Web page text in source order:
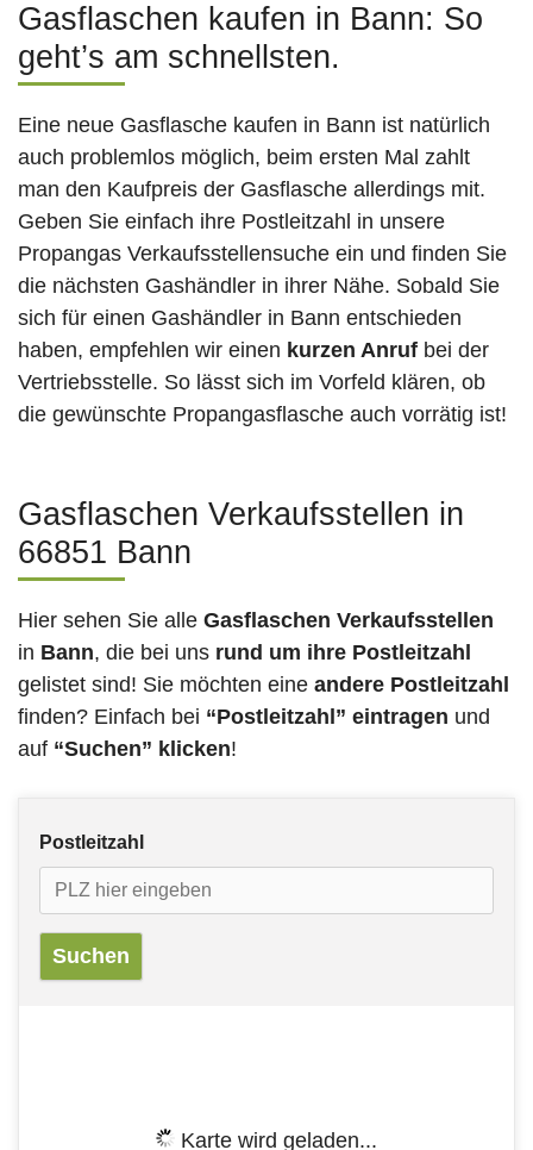
Gasflaschen kaufen in Bann: So
geht’s am schnellsten.
Eine neue Gasflasche kaufen in Bann ist natürlich
auch problemlos möglich, beim ersten Mal zahlt
man den Kaufpreis der Gasflasche allerdings mit.
Geben Sie einfach ihre Postleitzahl in unsere
Propangas Verkaufsstellensuche ein und finden Sie
die nächsten Gashändler in ihrer Nähe. Sobald Sie
sich für einen Gashändler in Bann entschieden
haben, empfehlen wir einen kurzen Anruf bei der
Vertriebsstelle. So lässt sich im Vorfeld klären, ob
die gewünschte Propangasflasche auch vorrätig ist!
Gasflaschen Verkaufsstellen in
66851 Bann
Hier sehen Sie alle Gasflaschen Verkaufsstellen
in Bann, die bei uns rund um ihre Postleitzahl
gelistet sind! Sie möchten eine andere Postleitzahl
finden? Einfach bei “Postleitzahl” eintragen und
auf “Suchen” klicken!
Postleitzahl
Karte wird geladen...